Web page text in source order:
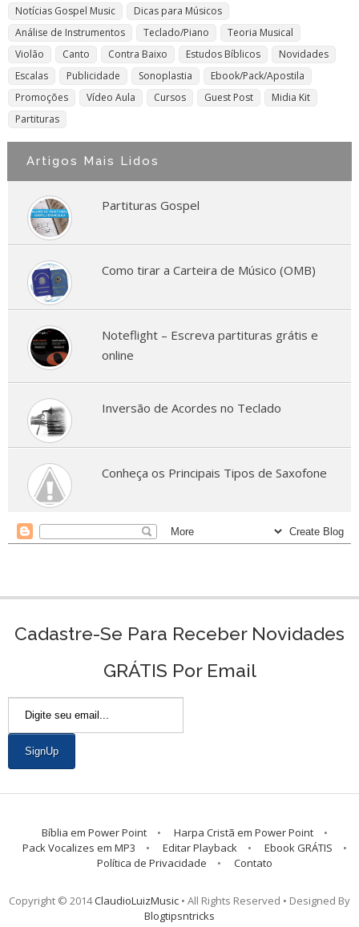
Notícias Gospel Music
Dicas para Músicos
Análise de Instrumentos
Teclado/Piano
Teoria Musical
Violão
Canto Contra Baixo Estudos Bíblicos
Novidades
Escalas
Publicidade Sonoplastia
Ebook/Pack/Apostila
Promoções
Vídeo Aula Cursos Guest Post
Midia Kit
Partituras
Artigos Mais Lidos
Partituras Gospel
Como tirar a Carteira de Músico (OMB)
Noteflight – Escreva partituras grátis e
online
Inversão de Acordes no Teclado
Conheça os Principais Tipos de Saxofone
Cadastre-Se Para Receber Novidades
GRÁTIS Por Email
Bíblia em Power Point
Harpa Cristã em Power Point
Pack Vocalizes em MP3
Editar Playback
Ebook GRÁTIS
Política de Privacidade
Contato
Copyright © 2014ClaudioLuizMusic • All Rights Reserved • Designed By
Blogtipsntricks